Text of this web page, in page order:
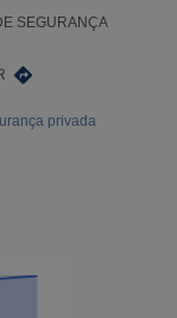
SEGURANÇA
privada